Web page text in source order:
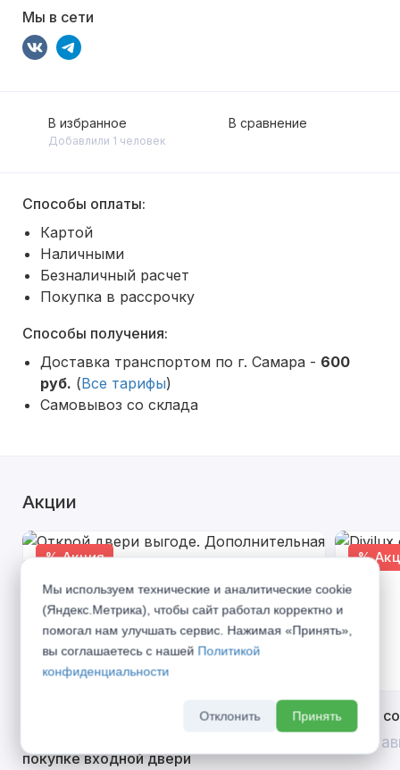
Мы в сети
В избранное
Добавлили 1 человек
В сравнение
Способы оплаты:
Картой
Наличными
Безналичный расчет
Покупка в рассрочку
Способы получения:
Доставка транспортом по г. Самара - 600
руб. (Все тарифы)
Самовывоз со склада
Акции
% Акция
Открой двери выгоде. Дополнительная
скидка 10% на межкомнатные двери при
покупке входной двери
%
Divilux
До 31
Мы используем технические и аналитические cookie
(Яндекс.Метрика), чтобы сайт работал корректно и
помогал нам улучшать сервис. Нажимая «Принять»,
вы соглашаетесь с нашей Политикой
конфиденциальности
Отклонить Принять